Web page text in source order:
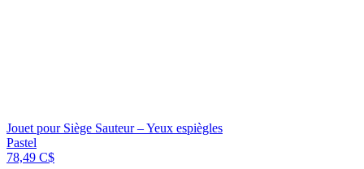
Jouet pour Siège Sauteur – Yeux espiègles
Pastel
78,49 C$